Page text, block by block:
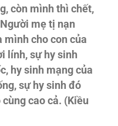
còn mình thì chết,
mẹ tị nạn
mình cho con của
lính, sự hy sinh
hy sinh mạng của
sự hy sinh đó
cao cả. (Kiều